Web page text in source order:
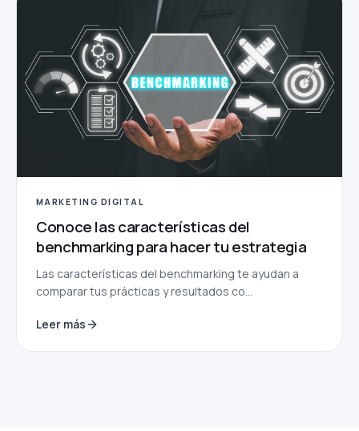
MARKETING DIGITAL
Conoce las características del
benchmarking para hacer tu estrategia
Las características del benchmarking te ayudan a
comparar tus prácticas y resultados co...
Leer más